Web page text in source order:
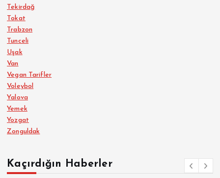
Tekirdağ
Tokat
Trabzon
Tunceli
Uşak
Van
Vegan Tarifler
Voleybol
Yalova
Yemek
Yozgat
Zonguldak
Kaçırdığın Haberler